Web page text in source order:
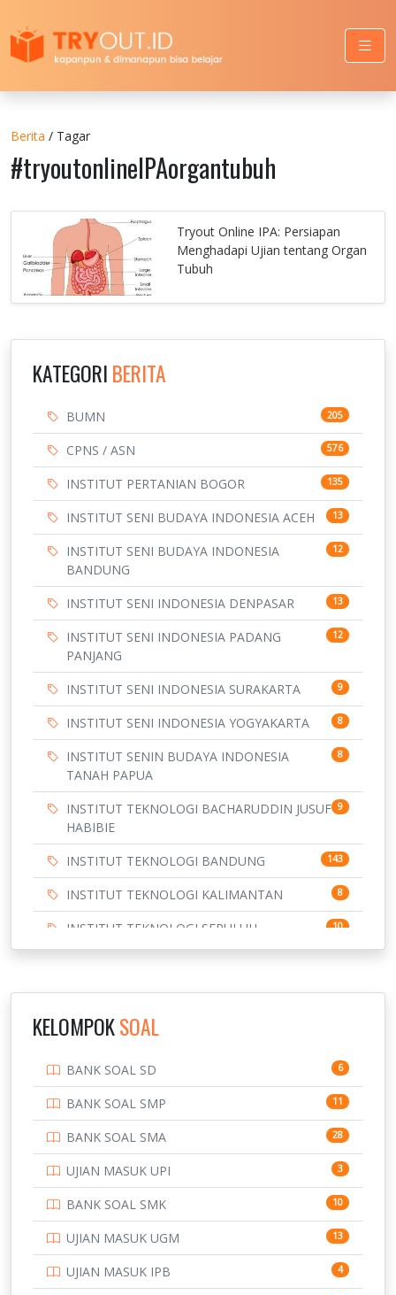
Berita / Tagar
#tryoutonlineIPAorgantubuh
Tryout Online IPA: Persiapan
Menghadapi Ujian tentang Organ
Tubuh
KATEGORI BERITA
BUMN 205
CPNS / ASN 576
INSTITUT PERTANIAN BOGOR 135
INSTITUT SENI BUDAYA INDONESIA ACEH 13
INSTITUT SENI BUDAYA INDONESIA
BANDUNG
12
INSTITUT SENI INDONESIA DENPASAR 13
INSTITUT SENI INDONESIA PADANG
PANJANG
12
INSTITUT SENI INDONESIA SURAKARTA 9
INSTITUT SENI INDONESIA YOGYAKARTA 8
INSTITUT SENIN BUDAYA INDONESIA
TANAH PAPUA
8
INSTITUT TEKNOLOGI BACHARUDDIN JUSUF
HABIBIE
9
INSTITUT TEKNOLOGI BANDUNG 143
INSTITUT TEKNOLOGI KALIMANTAN 8
INSTITUT TEKNOLOGI SEPULUH
NOVEMBER
10
3
169
7
PTDI STTD 4
133
SMA 146
SMK 231
KELOMPOKSOAL
BANK SOAL SD 6
BANK SOAL SMP 11
BANK SOAL SMA 28
UJIAN MASUK UPI 3
BANK SOAL SMK 10
UJIAN MASUK UGM 13
UJIAN MASUK IPB 4